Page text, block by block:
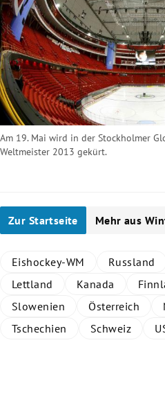
Am 19. Mai wird in der Stockholmer
Weltmeister 2013 gekürt.
Zur Startseite Mehr aus
Eishockey-WM Russland
Lettland
Kanada
Slowenien
Österreich
Tschechien
Schweiz